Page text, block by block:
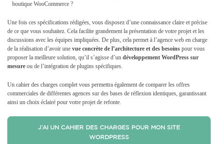
boutique WooCommerce ?
Une fois ces spécifications rédigées, vous disposez d’une connaissance claire et précise
de ce que vous souhaitez. Cela facilite grandement la présentation de votre projet et les
discussions avec les équipes impliquées. De plus, cela permet à l’agence web en charge
de la réalisation d’avoir une vue concrète de l’architecture et des besoins pour vous
proposer la meilleure solution, qu’il s’agisse d’un développement WordPress sur
mesure ou de l’intégration de plugins spécifiques.
Un cahier des charges complet vous permettra également de comparer les offres
commerciales de différentes agences sur des bases de réflexion identiques, garantissant
ainsi un choix éclairé pour votre projet de refonte.
J’AI UN CAHIER DES CHARGES POUR MON SITE
WORDPRESS